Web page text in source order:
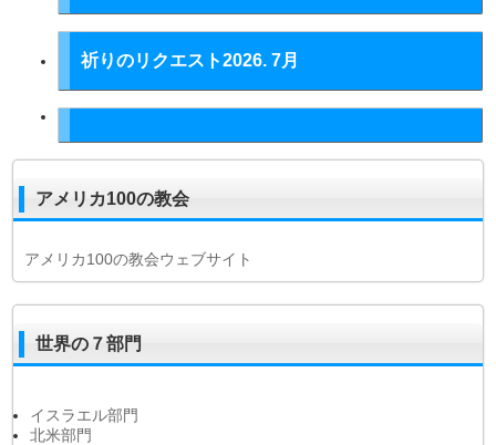
祈りのリクエスト2026. 7月
アメリカ100の教会
アメリカ100の教会ウェブサイト
世界の７部門
イスラエル部門
北米部門